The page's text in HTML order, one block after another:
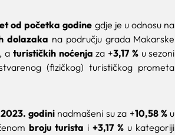
od početka godine gdje je u odnosu na
dolazaka na području grada Makarske
, a turističkih noćenja za +3,17 % u sezoni
(fizičkog) turističkog prometa
2023. godini nadmašeni su za +10,58 % u
broju turista i+3,17 % u kategoriji